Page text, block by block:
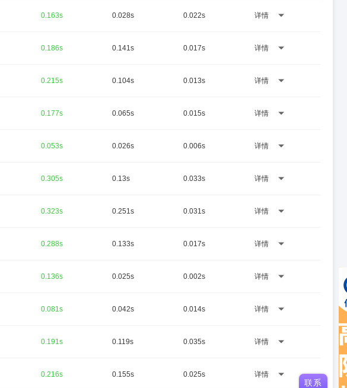
0.163s 0.028s 0.022s 详情
0.186s 0.141s 0.017s 详情
0.215s 0.104s 0.013s 详情
0.177s 0.065s 0.015s 详情
0.053s 0.026s 0.006s 详情
0.305s 0.13s 0.033s 详情
0.323s 0.251s 0.031s 详情
0.288s 0.133s 0.017s 详情
0.136s 0.025s 0.002s 详情
0.081s 0.042s 0.014s 详情
0.191s 0.119s 0.035s 详情
0.216s 0.155s 0.025s 详情
联系